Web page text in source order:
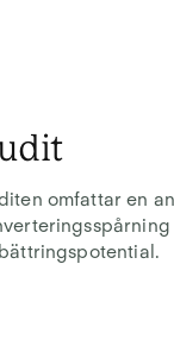
omfattar en